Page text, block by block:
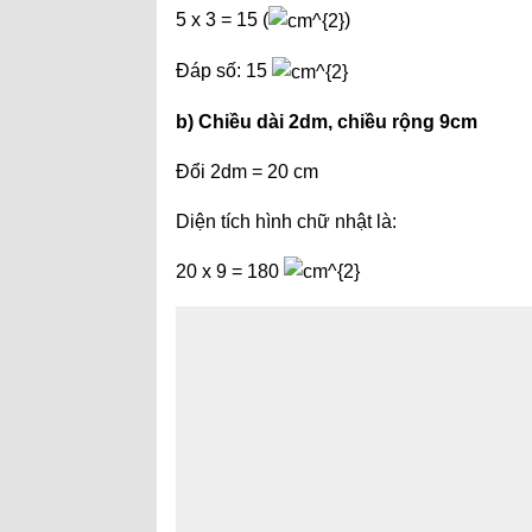
5 x 3 = 15 ( )
Đáp số: 15
b) Chiều dài 2dm, chiều rộng 9cm
Đổi 2dm = 20 cm
Diện tích hình chữ nhật là:
20 x 9 = 180